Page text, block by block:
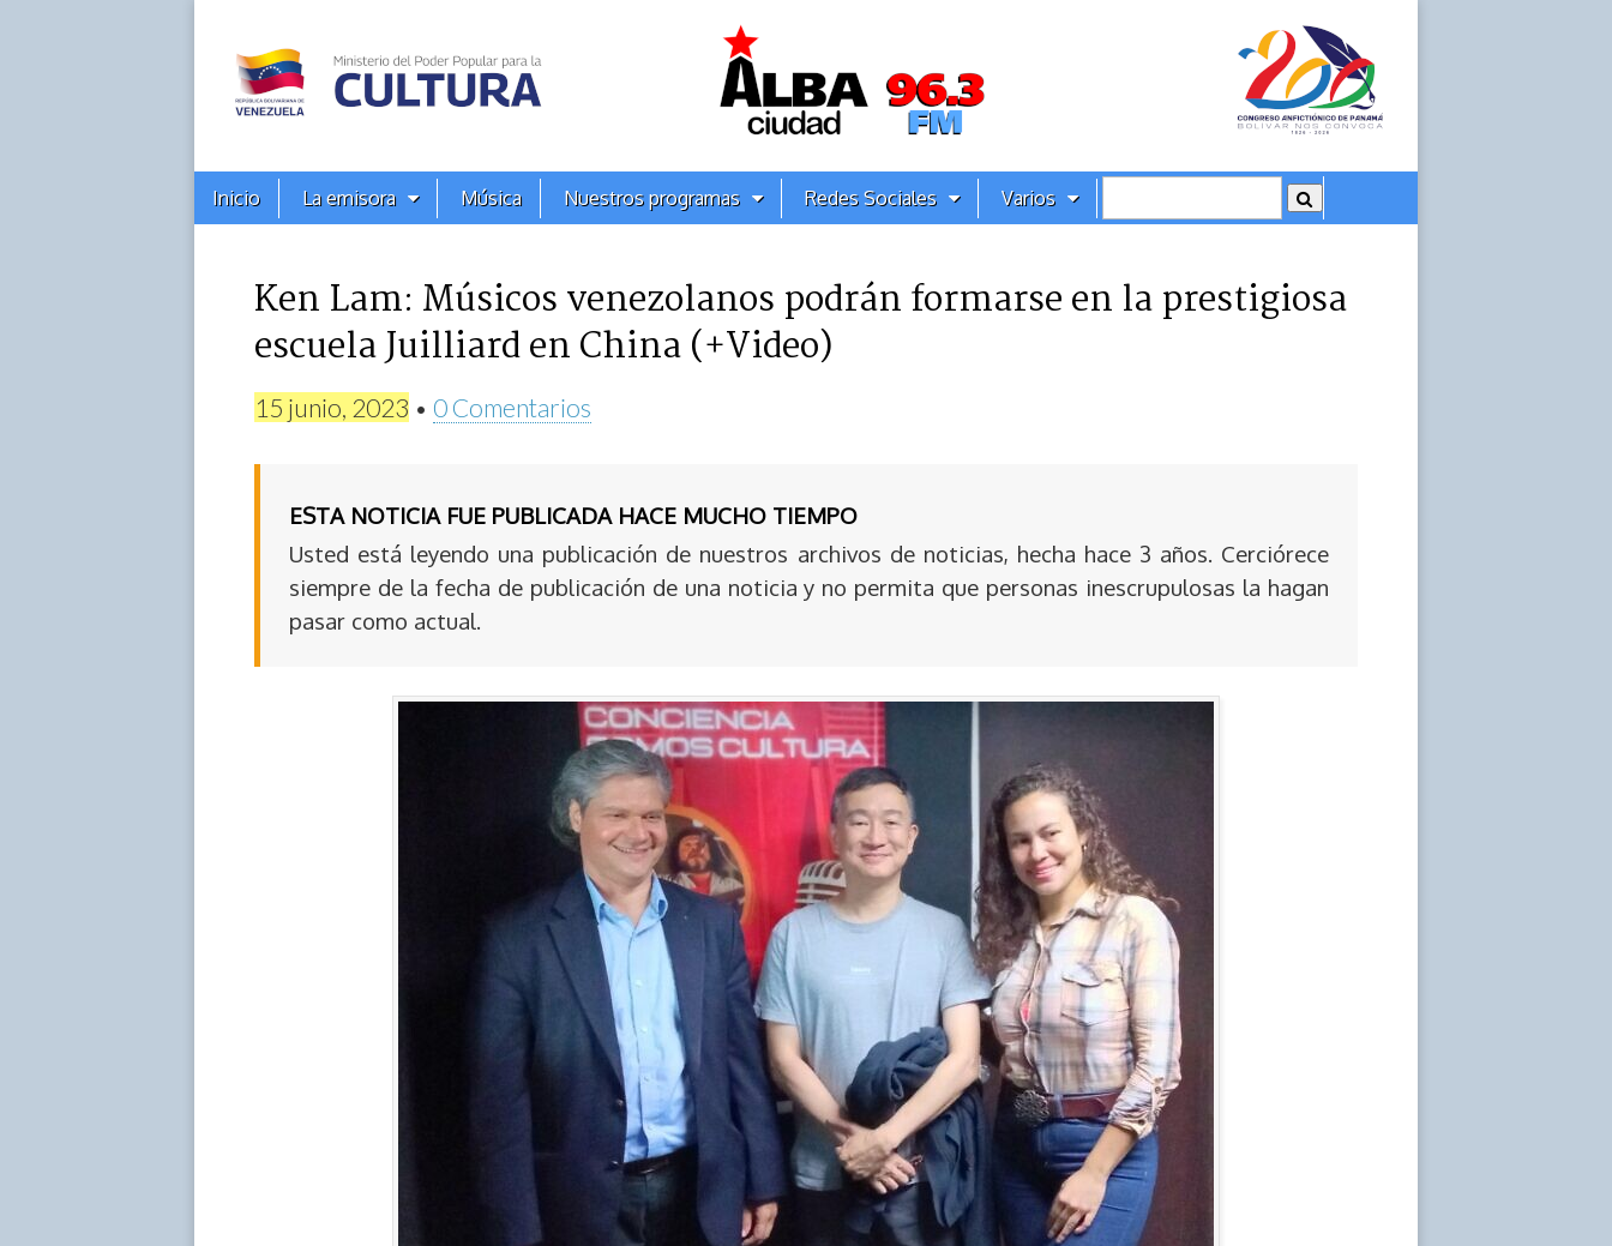
Alba
Ciudad
96.3
FM
Menú
principal
Inicio La emisora Música Nuestros programas Redes Sociales Varios
Ken Lam: Músicos venezolanos podrán formarse en la prestigiosa
escuela Juilliard en China (+Video)
15 junio, 2023 • 0 Comentarios
ESTA NOTICIA FUE PUBLICADA HACE MUCHO TIEMPO
Usted está leyendo una publicación de nuestros archivos de noticias, hecha hace 3 años. Cerciórece
siempre de la fecha de publicación de una noticia y no permita que personas inescrupulosas la hagan
pasar como actual.